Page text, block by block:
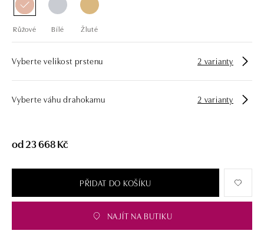
Růžové Bílé Žluté
Vyberte velikost prstenu 2 varianty
Vyberte váhu drahokamu 2 varianty
od 23 668 Kč
PŘIDAT DO KOŠÍKU
NAJÍT NA BUTIKU